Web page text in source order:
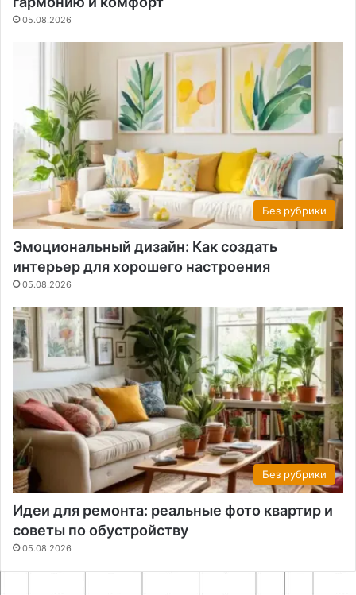
05.08.2026
Без рубрики
Эмоциональный дизайн: Как создать
интерьер для хорошего настроения
05.08.2026
Без рубрики
Идеи для ремонта: реальные фото квартир и
советы по обустройству
05.08.2026